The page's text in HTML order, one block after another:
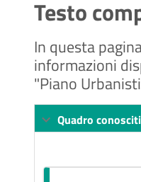
Testo
In questa
informazioni
"Piano
Quadro